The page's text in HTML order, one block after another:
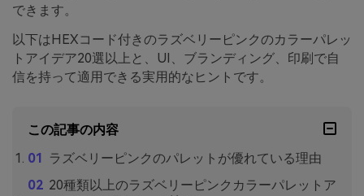
できます。
以下はHEXコード付きのラズベリーピンクのカラーパレッ
トアイデア20選以上と、UI、ブランディング、印刷で自
信を持って適用できる実用的なヒントです。
この記事の内容
ラズベリーピンクのパレットが優れている理由
20種類以上のラズベリーピンクカラーパレットア